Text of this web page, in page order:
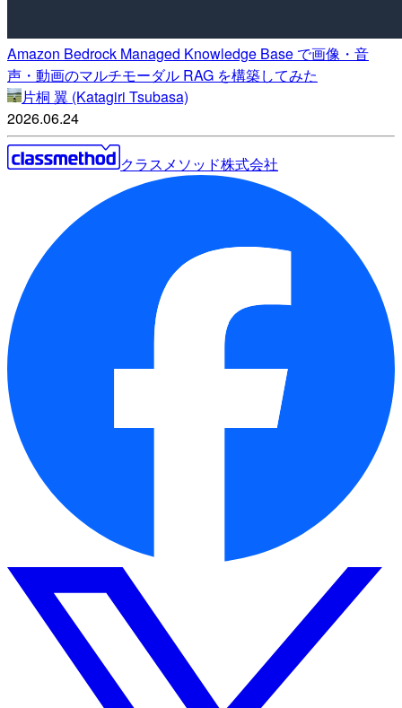
Amazon Bedrock Managed Knowledge Base で画像・音
声・動画のマルチモーダル RAG を構築してみた
片桐 翼 (Katagiri Tsubasa)
2026.06.24
クラスメソッド株式会社